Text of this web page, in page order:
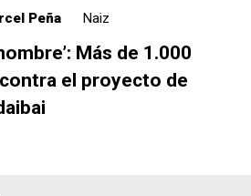
Peña Naiz
Más de 1.000
el proyecto de